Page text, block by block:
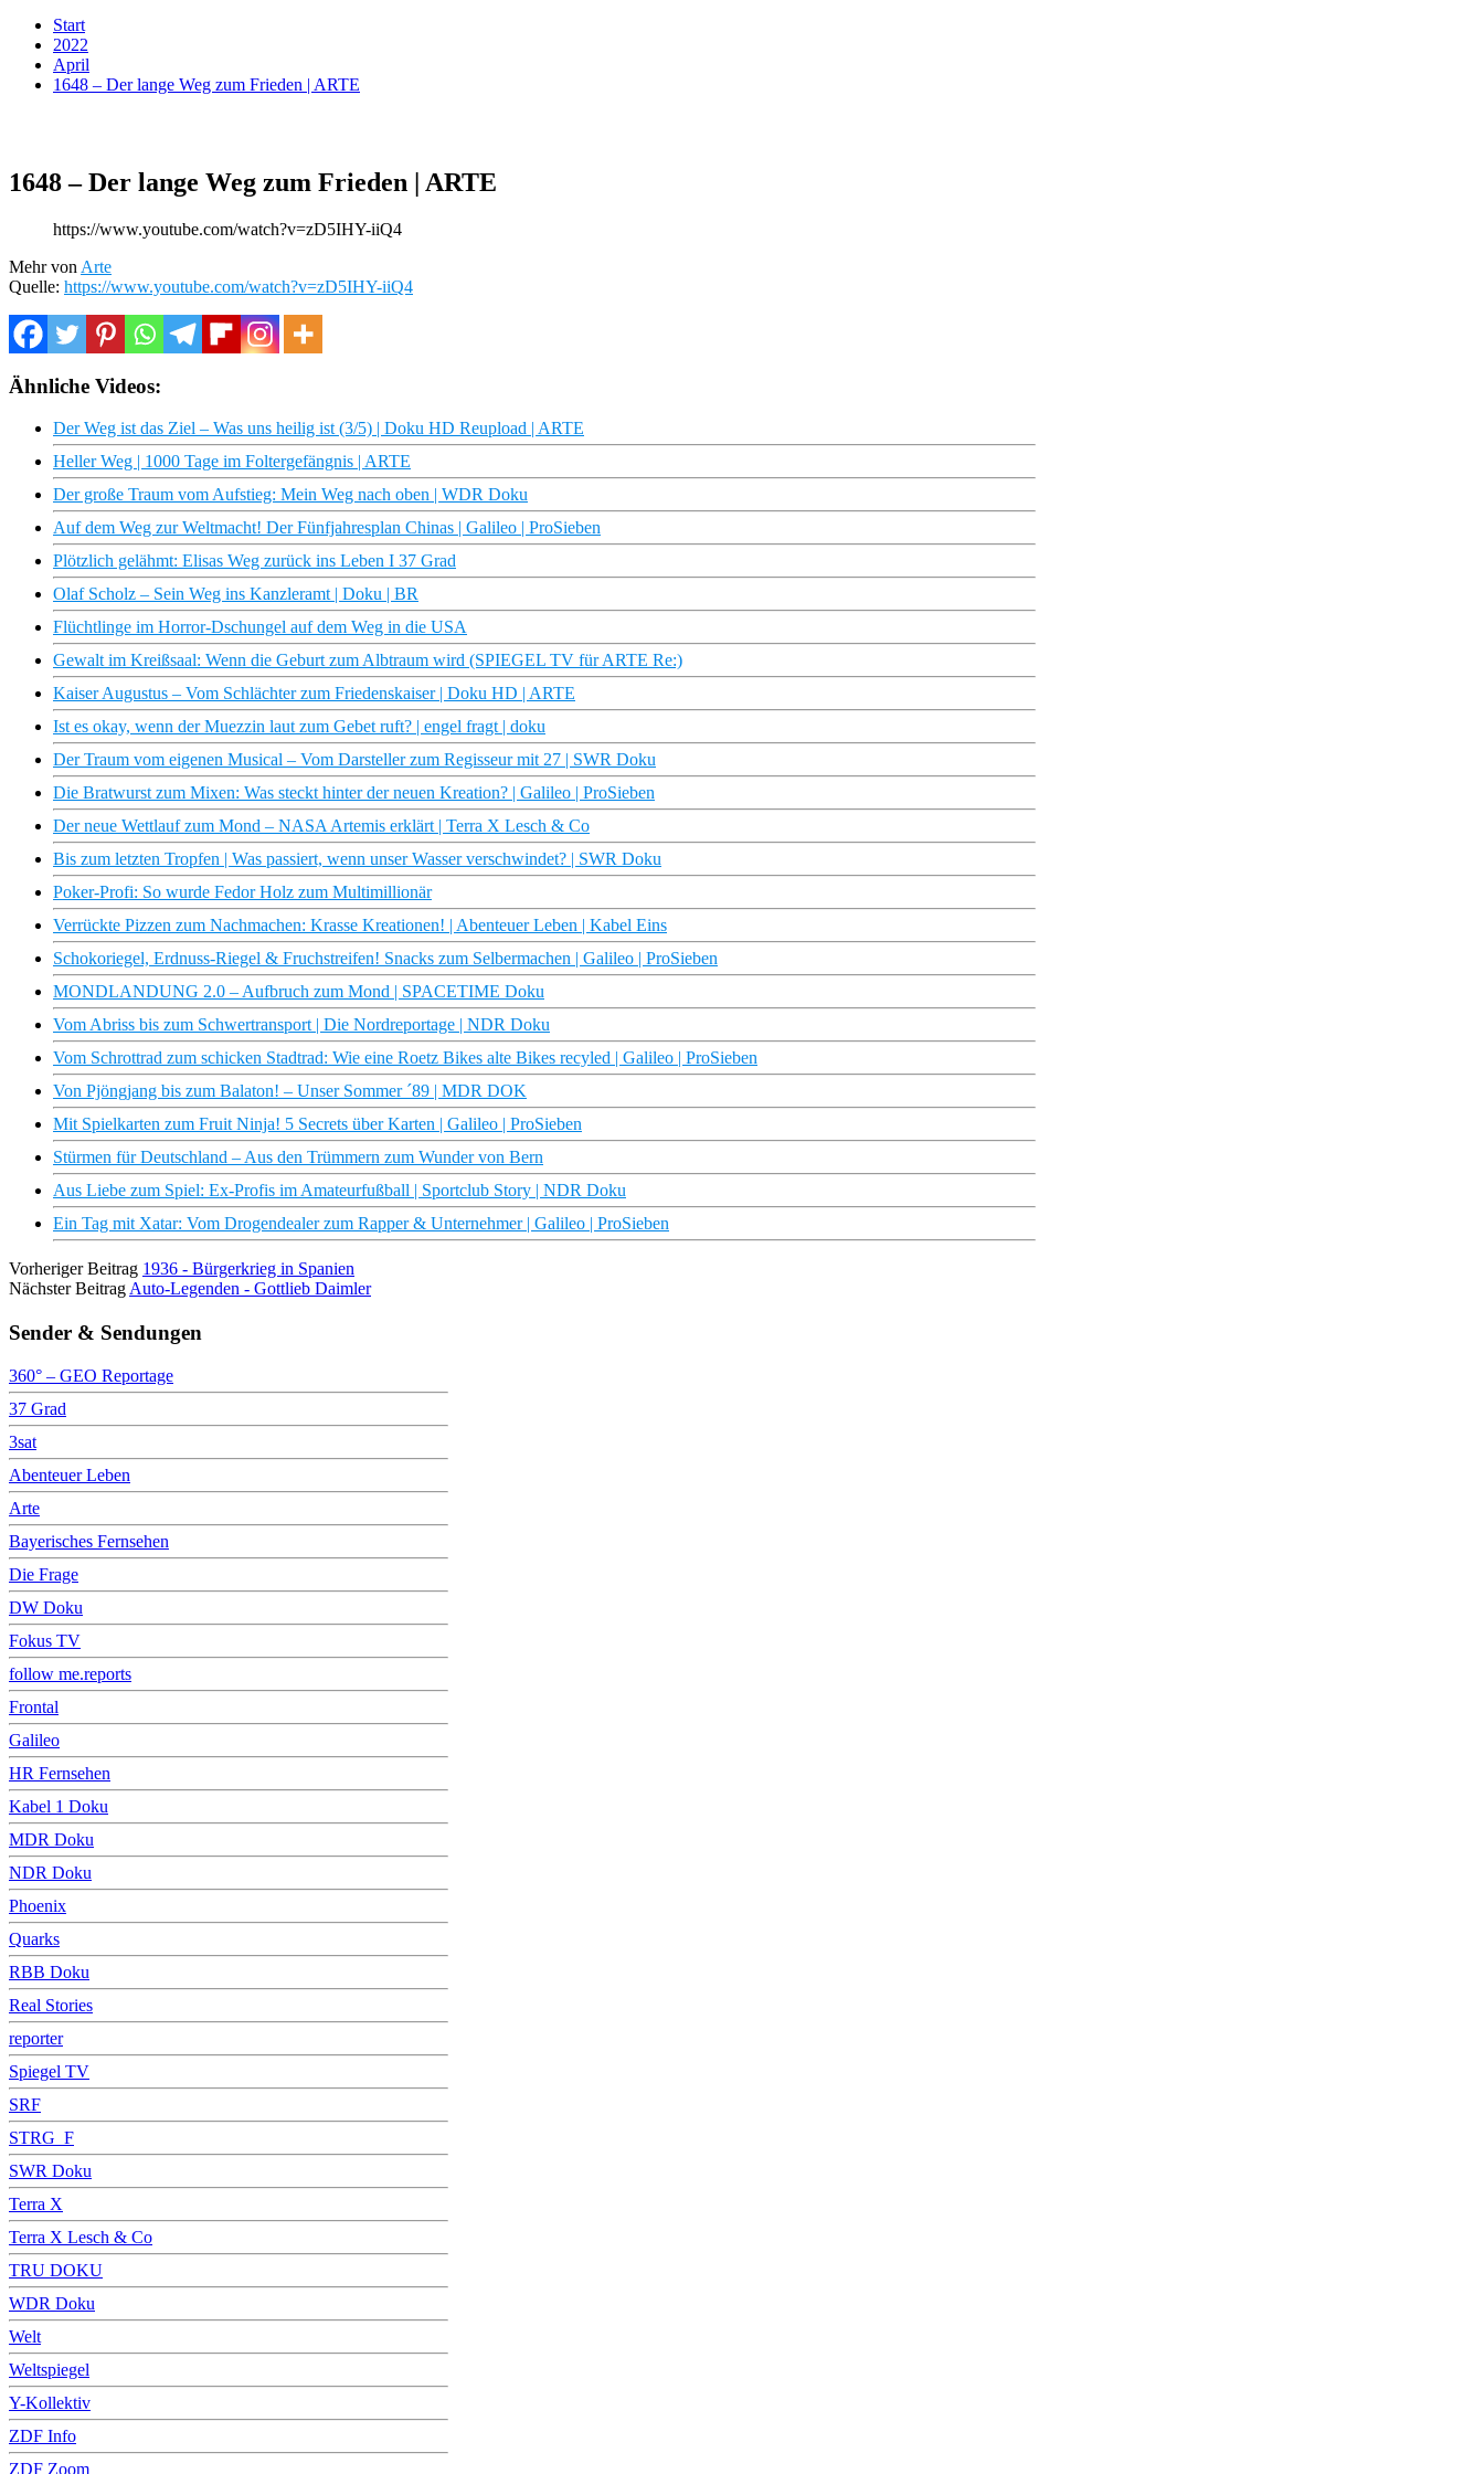
Start
2022
April
1648 – Der lange Weg zum Frieden | ARTE
1648 – Der lange Weg zum Frieden | ARTE
https://www.youtube.com/watch?v=zD5IHY-iiQ4
Mehr von Arte
Quelle: https://www.youtube.com/watch?v=zD5IHY-iiQ4
Ähnliche Videos:
Der Weg ist das Ziel – Was uns heilig ist (3/5) | Doku HD Reupload | ARTE
Heller Weg | 1000 Tage im Foltergefängnis | ARTE
Der große Traum vom Aufstieg: Mein Weg nach oben | WDR Doku
Auf dem Weg zur Weltmacht! Der Fünfjahresplan Chinas | Galileo | ProSieben
Plötzlich gelähmt: Elisas Weg zurück ins Leben I 37 Grad
Olaf Scholz – Sein Weg ins Kanzleramt | Doku | BR
Flüchtlinge im Horror-Dschungel auf dem Weg in die USA
Gewalt im Kreißsaal: Wenn die Geburt zum Albtraum wird (SPIEGEL TV für ARTE Re:)
Kaiser Augustus – Vom Schlächter zum Friedenskaiser | Doku HD | ARTE
Ist es okay, wenn der Muezzin laut zum Gebet ruft? | engel fragt | doku
Der Traum vom eigenen Musical – Vom Darsteller zum Regisseur mit 27 | SWR Doku
Die Bratwurst zum Mixen: Was steckt hinter der neuen Kreation? | Galileo | ProSieben
Der neue Wettlauf zum Mond – NASA Artemis erklärt | Terra X Lesch & Co
Bis zum letzten Tropfen | Was passiert, wenn unser Wasser verschwindet? | SWR Doku
Poker-Profi: So wurde Fedor Holz zum Multimillionär
Verrückte Pizzen zum Nachmachen: Krasse Kreationen! | Abenteuer Leben | Kabel Eins
Schokoriegel, Erdnuss-Riegel & Fruchstreifen! Snacks zum Selbermachen | Galileo | ProSieben
MONDLANDUNG 2.0 – Aufbruch zum Mond | SPACETIME Doku
Vom Abriss bis zum Schwertransport | Die Nordreportage | NDR Doku
Vom Schrottrad zum schicken Stadtrad: Wie eine Roetz Bikes alte Bikes recyled | Galileo | ProSieben
Von Pjöngjang bis zum Balaton! – Unser Sommer ´89 | MDR DOK
Mit Spielkarten zum Fruit Ninja! 5 Secrets über Karten | Galileo | ProSieben
Stürmen für Deutschland – Aus den Trümmern zum Wunder von Bern
Aus Liebe zum Spiel: Ex-Profis im Amateurfußball | Sportclub Story | NDR Doku
Ein Tag mit Xatar: Vom Drogendealer zum Rapper & Unternehmer | Galileo | ProSieben
Vorheriger Beitrag 1936 - Bürgerkrieg in Spanien
Nächster Beitrag Auto-Legenden - Gottlieb Daimler
Sender & Sendungen
360° – GEO Reportage
37 Grad
3sat
Abenteuer Leben
Arte
Bayerisches Fernsehen
Die Frage
DW Doku
Fokus TV
follow me.reports
Frontal
Galileo
HR Fernsehen
Kabel 1 Doku
MDR Doku
NDR Doku
Phoenix
Quarks
RBB Doku
Real Stories
reporter
Spiegel TV
SRF
STRG_F
SWR Doku
Terra X
Terra X Lesch & Co
TRU DOKU
WDR Doku
Welt
Weltspiegel
Y-Kollektiv
ZDF Info
ZDF Zoom